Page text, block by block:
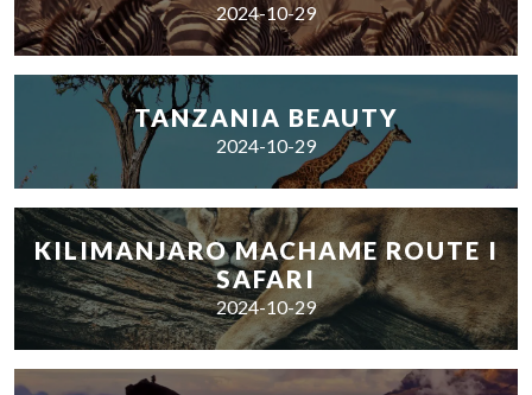
2024-10-29
TANZANIA BEAUTY
2024-10-29
KILIMANJARO MACHAME ROUTE I
SAFARI
2024-10-29